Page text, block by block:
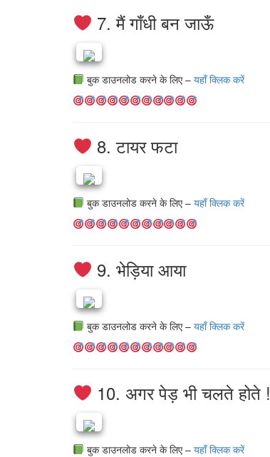
7. मैं गाँधी बन जाऊँ
बुक डाउनलोड करने के लिए – यहाँ क्लिक करें
8. टायर फटा
बुक डाउनलोड करने के लिए – यहाँ क्लिक करें
9. भेड़िया आया
बुक डाउनलोड करने के लिए – यहाँ क्लिक करें
10. अगर पेड़ भी चलते होते !
बुक डाउनलोड करने के लिए – यहाँ क्लिक करें